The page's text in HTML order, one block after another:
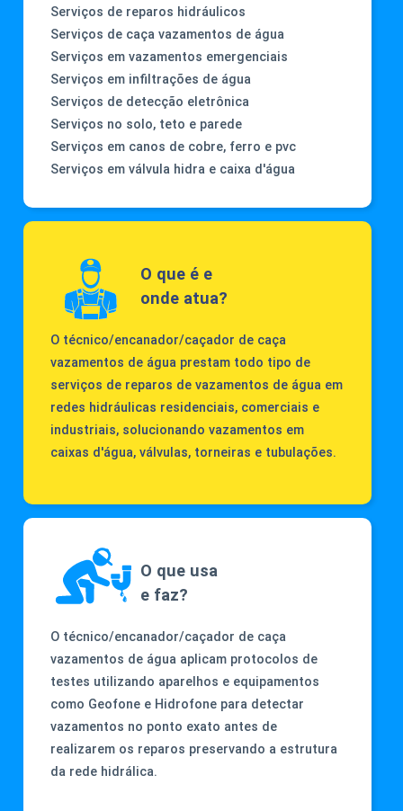
Serviços de reparos hidráulicos
Serviços de caça vazamentos de água
Serviços em vazamentos emergenciais
Serviços em infiltrações de água
Serviços de detecção eletrônica
Serviços no solo, teto e parede
Serviços em canos de cobre, ferro e pvc
Serviços em válvula hidra e caixa d'água
O que é e
onde atua?
O técnico/encanador/caçador de caça
vazamentos de água prestam todo tipo de
serviços de reparos de vazamentos de água em
redes hidráulicas residenciais, comerciais e
industriais, solucionando vazamentos em
caixas d'água, válvulas, torneiras e tubulações.
O que usa
e faz?
O técnico/encanador/caçador de caça
vazamentos de água aplicam protocolos de
testes utilizando aparelhos e equipamentos
como Geofone e Hidrofone para detectar
vazamentos no ponto exato antes de
realizarem os reparos preservando a estrutura
da rede hidrálica.